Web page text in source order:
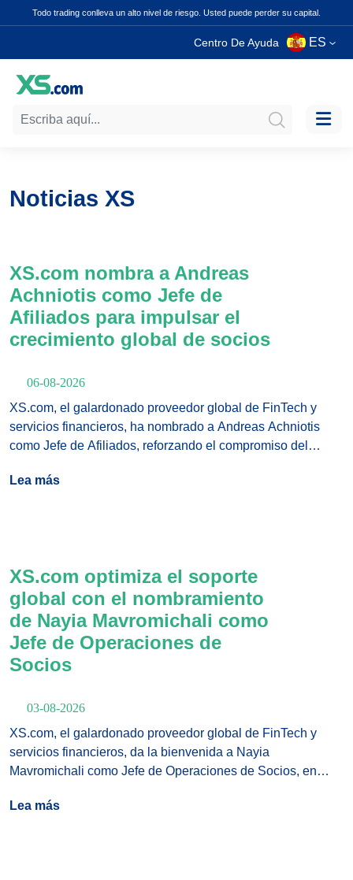
Todo trading conlleva un alto nivel de riesgo. Usted puede perder su capital.
Centro De Ayuda ES
Noticias XS
XS.com nombra a Andreas
Achniotis como Jefe de
Afiliados para impulsar el
crecimiento global de socios
06-08-2026
XS.com, el galardonado proveedor global de FinTech y
servicios financieros, ha nombrado a Andreas Achniotis
como Jefe de Afiliados, reforzando el compromiso del
global de socios y el fortalecimiento de uno de sus
Lea más
XS.com optimiza el soporte
global con el nombramiento
de Nayia Mavromichali como
Jefe de Operaciones de
Socios
03-08-2026
XS.com, el galardonado proveedor global de FinTech y
servicios financieros, da la bienvenida a Nayia
Mavromichali como Jefe de Operaciones de Socios, en
estructuras operativas eficientes, la mejora de las funciones
Lea más